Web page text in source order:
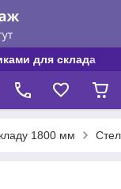
для склада
1800 мм